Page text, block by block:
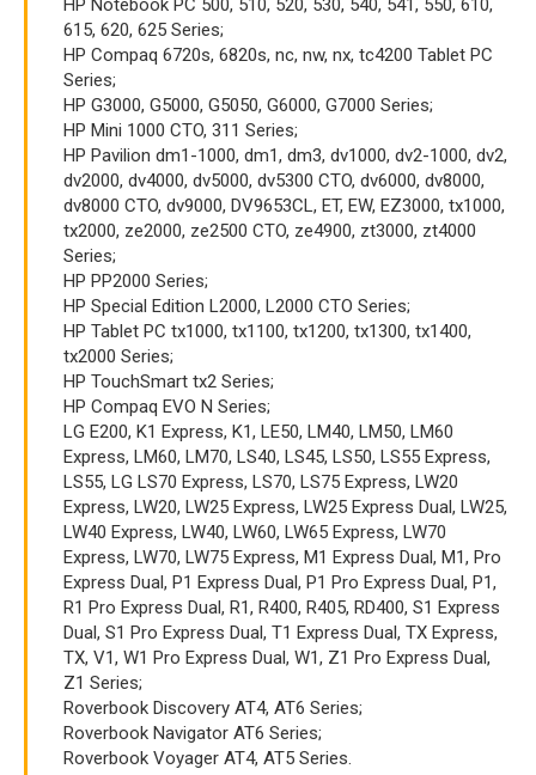
HP Notebook PC 500, 510, 520, 530, 540, 541, 550, 610,
615, 620, 625 Series;
HP Compaq 6720s, 6820s, nc, nw, nx, tc4200 Tablet PC
Series;
HP G3000, G5000, G5050, G6000, G7000 Series;
HP Mini 1000 CTO, 311 Series;
HP Pavilion dm1-1000, dm1, dm3, dv1000, dv2-1000, dv2,
dv2000, dv4000, dv5000, dv5300 CTO, dv6000, dv8000,
dv8000 CTO, dv9000, DV9653CL, ET, EW, EZ3000, tx1000,
tx2000, ze2000, ze2500 CTO, ze4900, zt3000, zt4000
Series;
HP PP2000 Series;
HP Special Edition L2000, L2000 CTO Series;
HP Tablet PC tx1000, tx1100, tx1200, tx1300, tx1400,
tx2000 Series;
HP TouchSmart tx2 Series;
HP Compaq EVO N Series;
LG E200, K1 Express, K1, LE50, LM40, LM50, LM60
Express, LM60, LM70, LS40, LS45, LS50, LS55 Express,
LS55, LG LS70 Express, LS70, LS75 Express, LW20
Express, LW20, LW25 Express, LW25 Express Dual, LW25,
LW40 Express, LW40, LW60, LW65 Express, LW70
Express, LW70, LW75 Express, M1 Express Dual, M1, Pro
Express Dual, P1 Express Dual, P1 Pro Express Dual, P1,
R1 Pro Express Dual, R1, R400, R405, RD400, S1 Express
Dual, S1 Pro Express Dual, T1 Express Dual, TX Express,
TX, V1, W1 Pro Express Dual, W1, Z1 Pro Express Dual,
Z1 Series;
Roverbook Discovery AT4, AT6 Series;
Roverbook Navigator AT6 Series;
Roverbook Voyager AT4, AT5 Series.